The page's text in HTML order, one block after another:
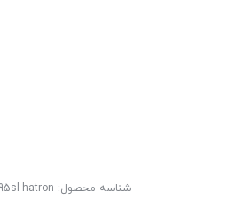
شناسه محصول: hatron